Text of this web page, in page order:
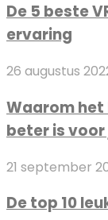
kinderen
beste
VR-
voor
ultieme
game
De 5 beste
ervaring
Waarom
kiezen
van
pannen
is
26 augustus
Waarom het
beter is
De
10
21 september
De top 10